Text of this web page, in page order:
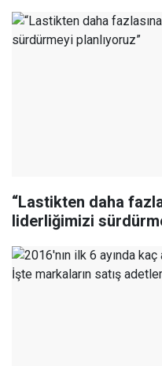
“Lastikten daha
liderliğimizi